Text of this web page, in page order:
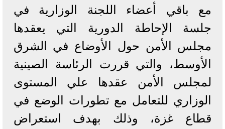
مع باقي أعضاء اللجنة الوزارية في
جلسة الإحاطة الدورية التي يعقدها
مجلس الأمن حول الأوضاع في الشرق
الأوسط، والتي قررت الرئاسة الصينية
لمجلس الأمن عقدها علي المستوى
الوزاري للتعامل مع تطورات الوضع في
قطاع غزة، وذلك بهدف استعراض